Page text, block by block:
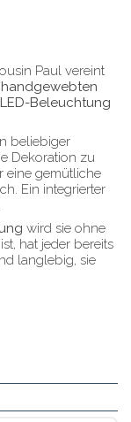
Paul vereint
handgewebten
Beleuchtung
beliebiger
Dekoration zu
eine gemütliche
Ein integrierter
wird sie ohne
hat jeder bereits
langlebig, sie